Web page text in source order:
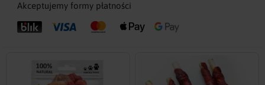
Akceptujemy formy płatności